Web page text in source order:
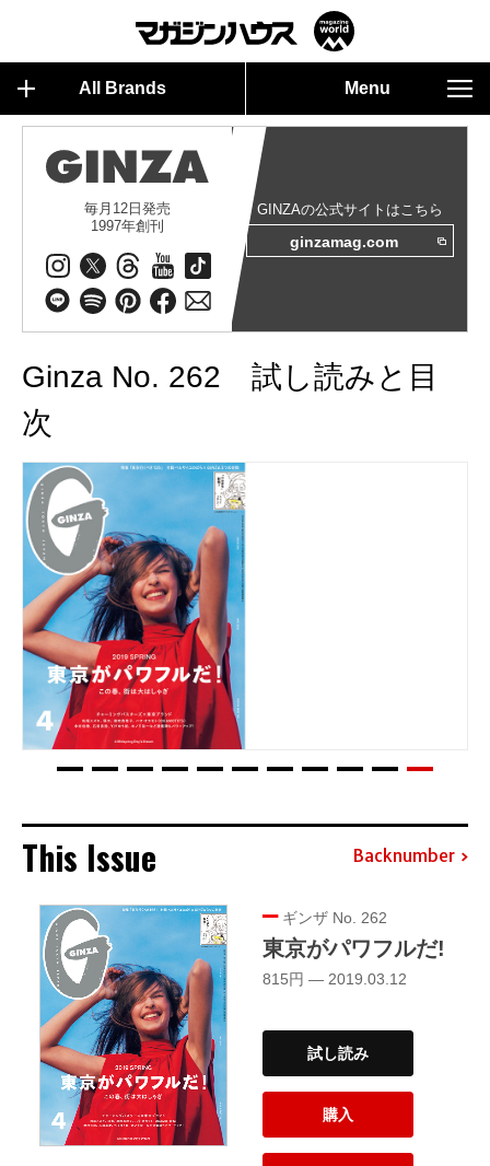
All Brands Menu
毎月12日発売
1997年創刊
GINZAの公式サイトはこちら
ginzamag.com
Ginza No. 262 試し読みと目
次
This Issue Backnumber
ギンザ No. 262
東京がパワフルだ!
815円 — 2019.03.12
試し読み
購入